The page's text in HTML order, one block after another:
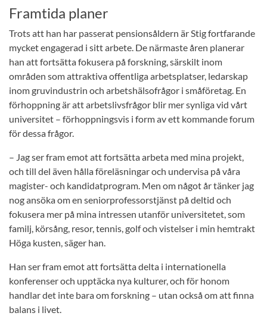
Framtida planer
Trots att han har passerat pensionsåldern är Stig fortfarande
mycket engagerad i sitt arbete. De närmaste åren planerar
han att fortsätta fokusera på forskning, särskilt inom
områden som attraktiva offentliga arbetsplatser, ledarskap
inom gruvindustrin och arbetshälsofrågor i småföretag. En
förhoppning är att arbetslivsfrågor blir mer synliga vid vårt
universitet – förhoppningsvis i form av ett kommande forum
för dessa frågor.
– Jag ser fram emot att fortsätta arbeta med mina projekt,
och till del även hålla föreläsningar och undervisa på våra
magister- och kandidatprogram. Men om något år tänker jag
nog ansöka om en seniorprofessorstjänst på deltid och
fokusera mer på mina intressen utanför universitetet, som
familj, körsång, resor, tennis, golf och vistelser i min hemtrakt
Höga kusten, säger han.
Han ser fram emot att fortsätta delta i internationella
konferenser och upptäcka nya kulturer, och för honom
handlar det inte bara om forskning – utan också om att finna
balans i livet.